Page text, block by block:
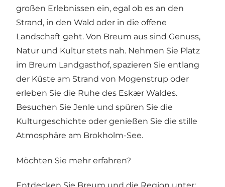
großen Erlebnissen ein, egal ob es an den
Strand, in den Wald oder in die offene
Landschaft geht. Von Breum aus sind Genuss,
Natur und Kultur stets nah. Nehmen Sie Platz
im Breum Landgasthof, spazieren Sie entlang
der Küste am Strand von Mogenstrup oder
erleben Sie die Ruhe des Eskær Waldes.
Besuchen Sie Jenle und spüren Sie die
Kulturgeschichte oder genießen Sie die stille
Atmosphäre am Brokholm-See.
Möchten Sie mehr erfahren?